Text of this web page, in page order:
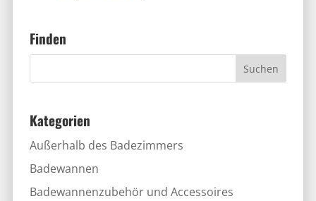
Finden
Kategorien
Außerhalb des Badezimmers
Badewannen
Badewannenzubehör und Accessoires